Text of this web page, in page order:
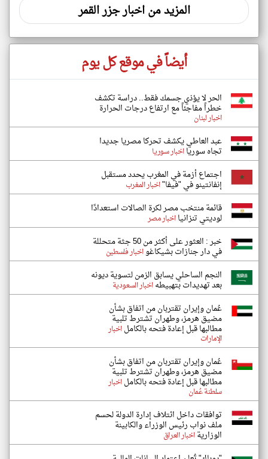
المزيد من اخبار جزر القمر
أيضاً في موقع كل يوم
الحر لا يؤذي جسمك فقط.. دراسة تكشف
خطراً مفاجئاً مع ارتفاع درجات الحرارة
اخبار لبنان
عبد العاطي يكشف تحركا مصريا جديدا
تجاه سوريااخبار سوريا
اجتماع أزمة في المغرب يحدد مستقبل
إنفانتينو في "فيفا"اخبار المغرب
قائمة منتخب مصر لكرة الصالات استعدادًا
لوديتي تنزانيااخبار مصر
خبر : العثور على أكثر من 50 جثة متحللة
في دار جنازات بشيكاغواخبار فلسطين
النجم الساحلي يسابق الزمن لتسوية ديونه
بعد تهديدات بتهبيطهاخبار السعودية
عُمان وإيران تقتربان من اتفاق بشأن
مضيق هرمز، وطهران تشترط تلبية
مطالبها قبل إعادة فتحه بالكاملاخبار
الإمارات
عُمان وإيران تقتربان من اتفاق بشأن
مضيق هرمز، وطهران تشترط تلبية
مطالبها قبل إعادة فتحه بالكاملاخبار
سلطنة عُمان
توافقات داخل ائتلاف إدارة الدولة لحسم
ملف نواب رئيس الوزراء والكابينة
الوزاريةاخبار العراق